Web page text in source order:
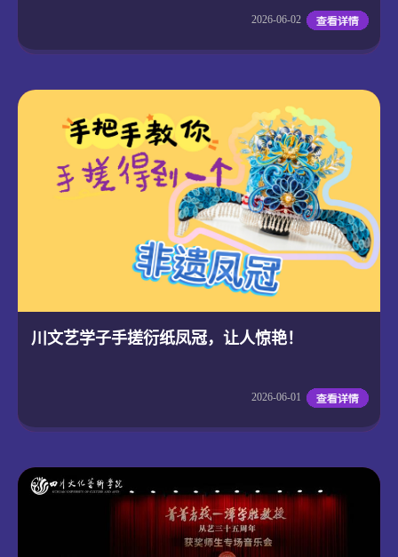
2026-06-02
川文艺学子手搓衍纸凤冠，让人惊艳！
2026-06-01